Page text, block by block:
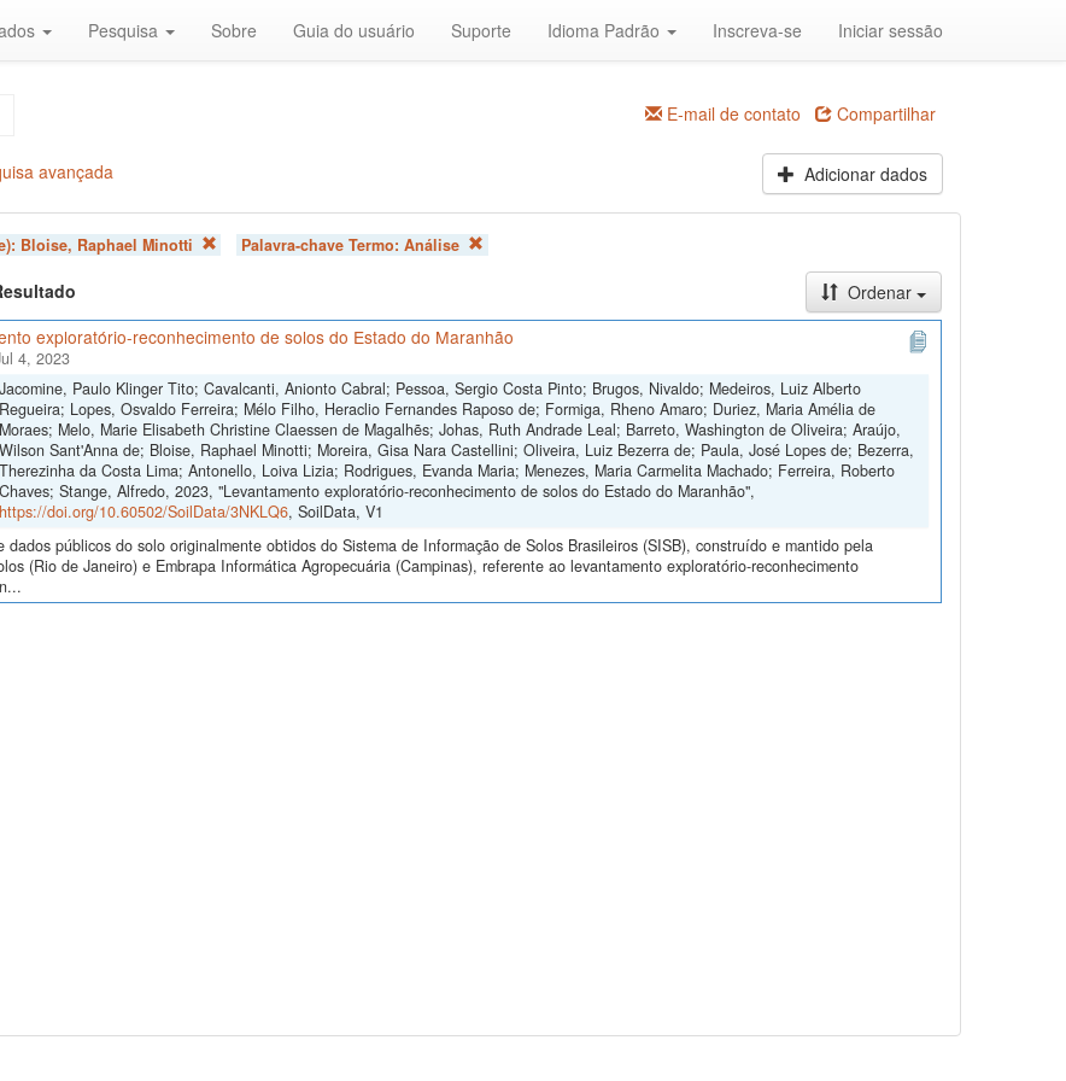
Pesquisa Sobre Guia do usuário Suporte Idioma Padrão Inscreva-se Iniciar sessão
E-mail de contato Compartilhar
avançada Adicionar dados
Bloise, Raphael Minotti Palavra-chave Termo: Análise
Ordenar
exploratório-reconhecimento de solos do Estado do Maranhão
4, 2023
Jacomine, Paulo Klinger Tito; Cavalcanti, Anionto Cabral; Pessoa, Sergio Costa Pinto; Brugos, Nivaldo; Medeiros, Luiz Alberto
Regueira; Lopes, Osvaldo Ferreira; Mélo Filho, Heraclio Fernandes Raposo de; Formiga, Rheno Amaro; Duriez, Maria Amélia de
Moraes; Melo, Marie Elisabeth Christine Claessen de Magalhẽs; Johas, Ruth Andrade Leal; Barreto, Washington de Oliveira; Araújo,
Wilson Sant'Anna de; Bloise, Raphael Minotti; Moreira, Gisa Nara Castellini; Oliveira, Luiz Bezerra de; Paula, José Lopes de; Bezerra,
Therezinha da Costa Lima; Antonello, Loiva Lizia; Rodrigues, Evanda Maria; Menezes, Maria Carmelita Machado; Ferreira, Roberto
Chaves; Stange, Alfredo, 2023, "Levantamento exploratório-reconhecimento de solos do Estado do Maranhão",
https://doi.org/10.60502/SoilData/3NKLQ6, SoilData, V1
dados públicos do solo originalmente obtidos do Sistema de Informação de Solos Brasileiros (SISB), construído e mantido pela
(Rio de Janeiro) e Embrapa Informática Agropecuária (Campinas), referente ao levantamento exploratório-reconhecimento